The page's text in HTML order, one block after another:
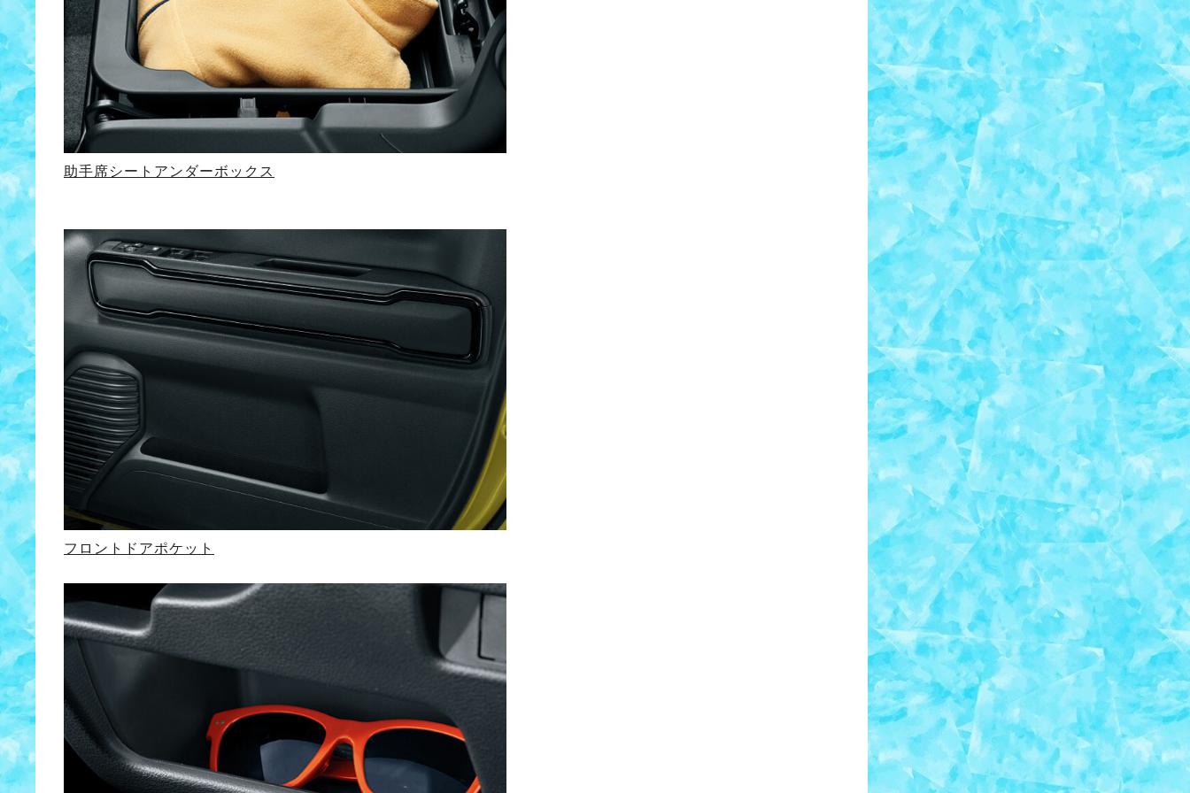
助手席シートアンダーボックス
フロントドアポケット